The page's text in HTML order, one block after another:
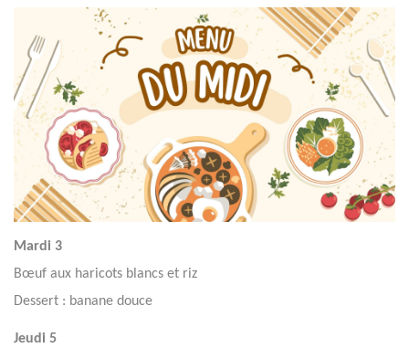
Mardi 3
Bœuf aux haricots blancs et riz
Dessert : banane douce
Jeudi 5